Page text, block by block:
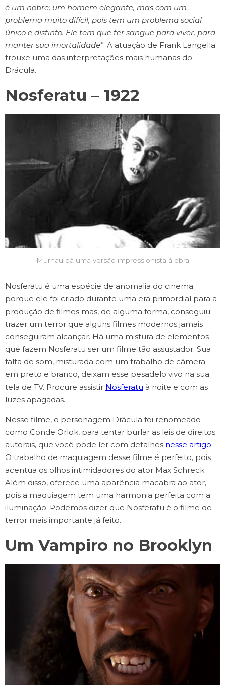
é um nobre; um homem elegante, mas com um
problema muito difícil, pois tem um problema social
único e distinto. Ele tem que ter sangue para viver, para
manter sua imortalidade”. A atuação de Frank Langella
trouxe uma das interpretações mais humanas do
Drácula.
Nosferatu – 1922
Murnau dá uma versão impressionista à obra
Nosferatu é uma espécie de anomalia do cinema
porque ele foi criado durante uma era primordial para a
produção de filmes mas, de alguma forma, conseguiu
trazer um terror que alguns filmes modernos jamais
conseguiram alcançar. Há uma mistura de elementos
que fazem Nosferatu ser um filme tão assustador. Sua
falta de som, misturada com um trabalho de câmera
em preto e branco, deixam esse pesadelo vivo na sua
tela de TV. Procure assistir Nosferatu à noite e com as
luzes apagadas.
Nesse filme, o personagem Drácula foi renomeado
como Conde Orlok, para tentar burlar as leis de direitos
autorais, que você pode ler com detalhes nesse artigo.
O trabalho de maquiagem desse filme é perfeito, pois
acentua os olhos intimidadores do ator Max Schreck.
Além disso, oferece uma aparência macabra ao ator,
pois a maquiagem tem uma harmonia perfeita com a
iluminação. Podemos dizer que Nosferatu é o filme de
terror mais importante já feito.
Um Vampiro no Brooklyn